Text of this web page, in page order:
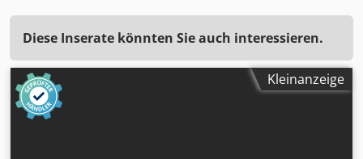
Diese Inserate könnten Sie auch interessieren.
Kleinanzeige